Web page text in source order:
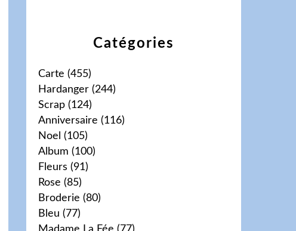
Catégories
Carte (455)
Hardanger (244)
Scrap (124)
Anniversaire (116)
Noel (105)
Album (100)
Fleurs (91)
Rose (85)
Broderie (80)
Bleu (77)